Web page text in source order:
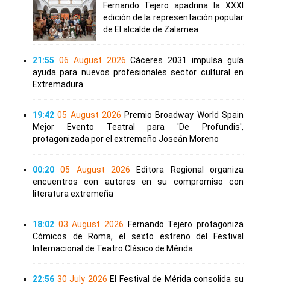
Fernando Tejero apadrina la XXXI
edición de la representación popular
de El alcalde de Zalamea
21:55 06 August 2026 Cáceres 2031 impulsa guía
ayuda para nuevos profesionales sector cultural en
Extremadura
19:42 05 August 2026 Premio Broadway World Spain
Mejor Evento Teatral para 'De Profundis',
protagonizada por el extremeño Joseán Moreno
00:20 05 August 2026
Editora Regional organiza
encuentros con autores en su compromiso con
literatura extremeña
18:02 03 August 2026
Fernando Tejero protagoniza
Cómicos de Roma, el sexto estreno del Festival
Internacional de Teatro Clásico de Mérida
22:56 30 July 2026 El Festival de Mérida consolida su